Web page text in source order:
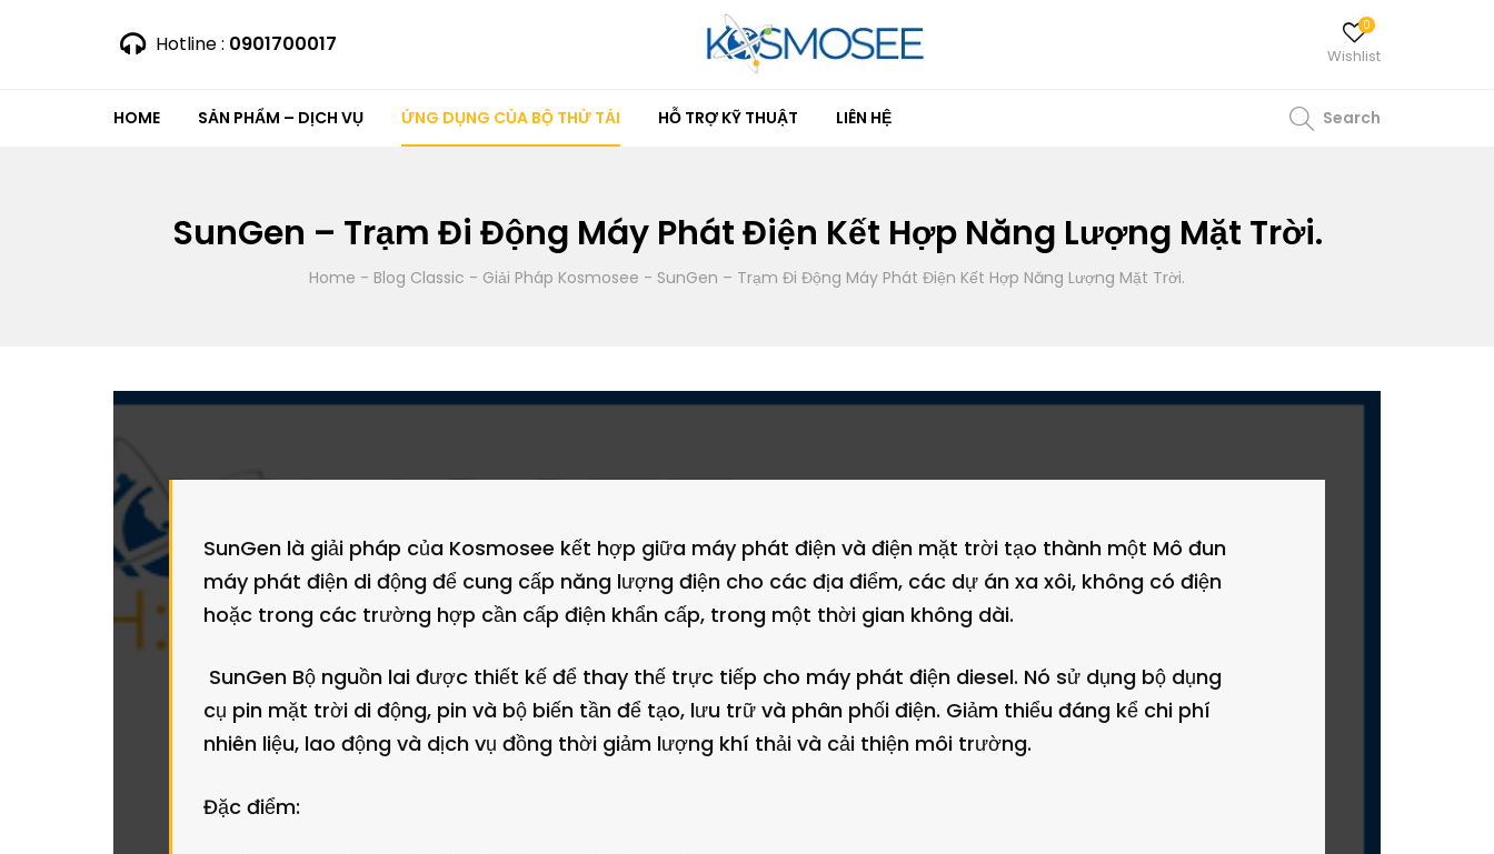
Hotline : 0901700017 Wishlist
0
HOME SẢN PHẨM – DỊCH VỤ ỨNG DỤNG CỦA BỘ THỬ TẢI HỖ TRỢ KỸ THUẬT LIÊN HỆ Search
SunGen – Trạm Đi Động Máy Phát Điện Kết Hợp Năng Lượng Mặt Trời.
Home - Blog Classic - Giải Pháp Kosmosee - SunGen – Trạm Đi Động Máy Phát Điện Kết Hợp Năng Lượng Mặt Trời.
SunGen là giải pháp của Kosmosee kết hợp giữa máy phát điện và điện mặt trời tạo thành một Mô đun
máy phát điện di động để cung cấp năng lượng điện cho các địa điểm, các dự án xa xôi, không có điện
hoặc trong các trường hợp cần cấp điện khẩn cấp, trong một thời gian không dài.
SunGen Bộ nguồn lai được thiết kế để thay thế trực tiếp cho máy phát điện diesel. Nó sử dụng bộ dụng
cụ pin mặt trời di động, pin và bộ biến tần để tạo, lưu trữ và phân phối điện. Giảm thiểu đáng kể chi phí
nhiên liệu, lao động và dịch vụ đồng thời giảm lượng khí thải và cải thiện môi trường.
Đặc điểm: